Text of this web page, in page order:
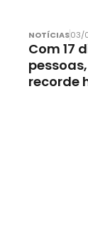
NOTÍCIAS03/
Com 17
recorde